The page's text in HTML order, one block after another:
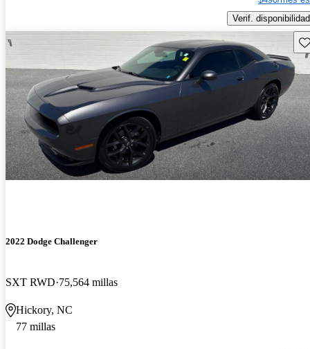
Verif. disponibilidad
2022 Dodge Challenger
SXT RWD 75,564 millas
Hickory, NC
77 millas